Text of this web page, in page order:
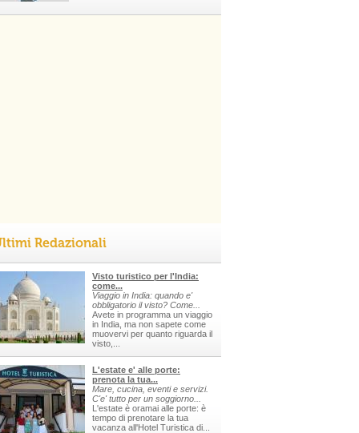
Redazionali
Visto turistico per l'India:
come...
Viaggio in India: quando e'
obbligatorio il visto? Come...
Avete in programma un viaggio
in India, ma non sapete come
muovervi per quanto riguarda il
visto,...
L'estate e' alle porte:
prenota la tua...
Mare, cucina, eventi e servizi.
C'e' tutto per un soggiorno...
L'estate è oramai alle porte: è
tempo di prenotare la tua
vacanza all'Hotel Turistica di...